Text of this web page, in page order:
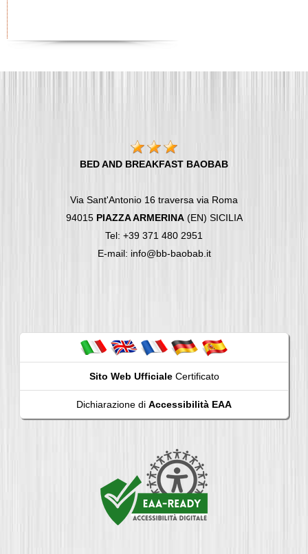
BED AND BREAKFAST BAOBAB
Via Sant'Antonio 16 traversa via Roma
94015 PIAZZA ARMERINA(EN) SICILIA
Tel: +39 371 480 2951
E-mail: info@bb-baobab.it
Sito Web UfficialeCertificato
Dichiarazione di Accessibilità EAA